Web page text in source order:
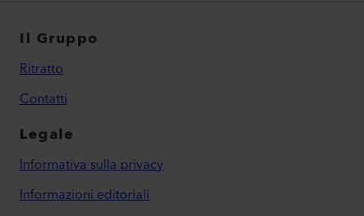
Il Gruppo
Ritratto
Contatti
Legale
Informativa sulla privacy
Informazioni editoriali